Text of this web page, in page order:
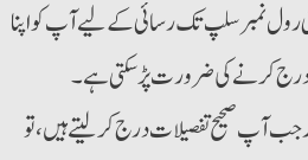
نمبر سلپ تک رسائی کے لیے آپ کو اپنا
درج کرنے کی ضرورت پڑسکتی ہے۔
آپ صحیح تفصیلات درج کر لیتے ہیں، تو